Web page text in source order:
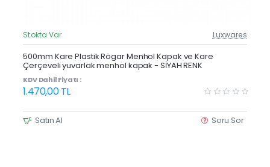
Güncel Fiyat
Stokta Var Luxwares
500mm Kare Plastik Rögar Menhol Kapak ve Kare
Çerçeveli yuvarlak menhol kapak - SİYAH RENK
KDV Dahil Fiyatı :
1.470,00 TL
Satın Al Soru Sor